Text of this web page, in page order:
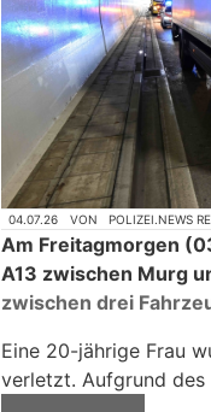
04.07.26 VON POLIZEI.NEWS
Am Freitagmorgen
A13 zwischen Murg
zwischen drei
Eine 20-jährige Frau
verletzt. Aufgrund des